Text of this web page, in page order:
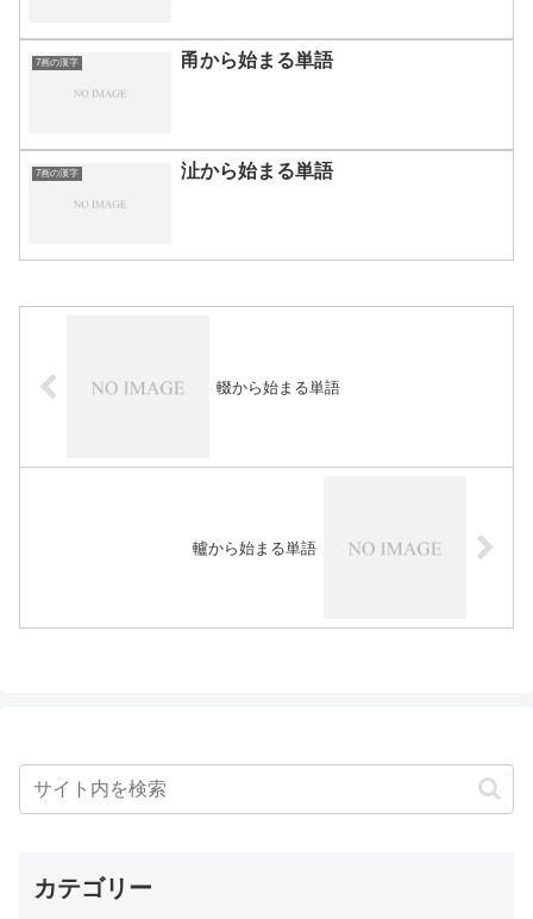
7画の漢字 甬から始まる単語
7画の漢字 沚から始まる単語
輟から始まる単語
轤から始まる単語
カテゴリー